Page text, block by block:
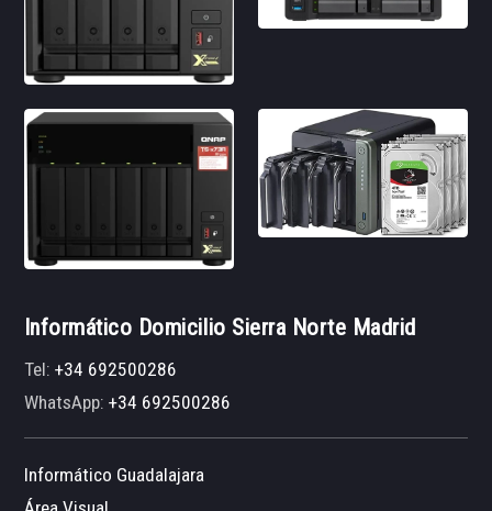
Informático Domicilio Sierra Norte Madrid
Tel:+34 692500286
WhatsApp:+34 692500286
Informático Guadalajara